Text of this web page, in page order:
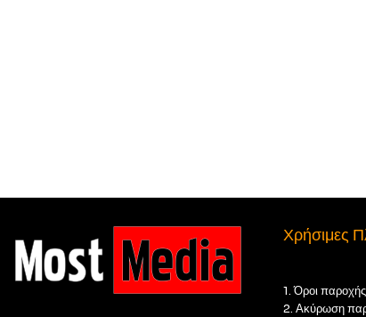
Χρήσιμες
1. Όροι
2. Ακύρωση